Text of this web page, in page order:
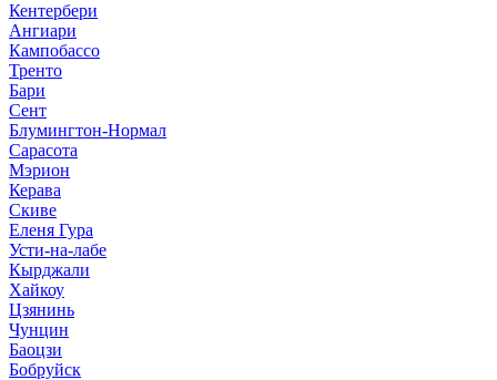
Кентербери
Ангиари
Кампобассо
Тренто
Бари
Сент
Блумингтон-Нормал
Сарасота
Мэрион
Керава
Скиве
Еленя Гура
Усти-на-лабе
Кырджали
Хайкоу
Цзянинь
Чунцин
Баоцзи
Бобруйск